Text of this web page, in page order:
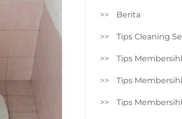
Berita
Tips Cleaning
Tips
Tips
Tips